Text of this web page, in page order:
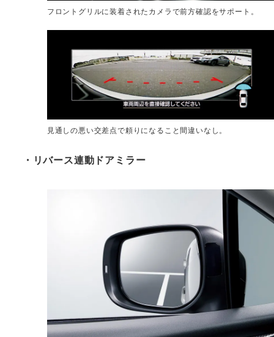
フロントグリルに装着されたカメラで前方確認をサポート。
見通しの悪い交差点で頼りになること間違いなし。
・リバース連動ドアミラー